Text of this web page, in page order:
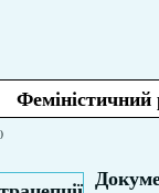
Феміністичний